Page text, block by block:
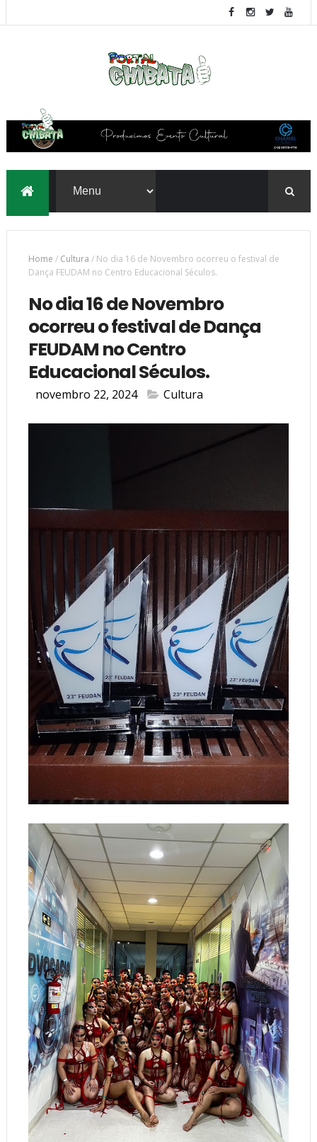
Home / Cultura / No dia 16 de Novembro ocorreu o festival de
Dança FEUDAM no Centro Educacional Séculos.
No dia 16 de Novembro
ocorreu o festival de Dança
FEUDAM no Centro
Educacional Séculos.
novembro 22, 2024 Cultura